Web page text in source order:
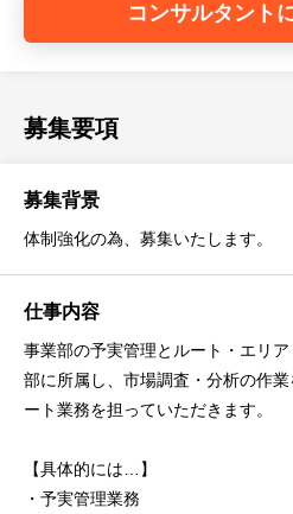
コンサルタント
募集要項
募集背景
体制強化の為、募集いたします。
仕事内容
事業部の予実管理とルート・エリ
部に所属し、市場調査・分析の作
ート業務を担っていただきます。
【具体的には…】
・予実管理業務